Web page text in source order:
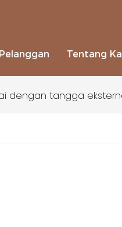
Tentang
dengan tangga